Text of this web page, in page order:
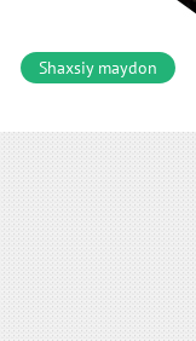
Shaxsiy maydon